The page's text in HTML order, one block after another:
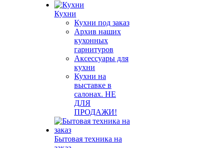
Кухни
Кухни под заказ
Архив наших
кухонных
гарнитуров
Аксессуары для
кухни
Кухни на
выставке в
салонах. НЕ
ДЛЯ
ПРОДАЖИ!
Бытовая техника на